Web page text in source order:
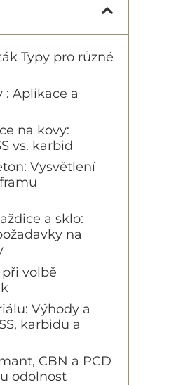
Typy pro různé
: Aplikace a
na kovy:
vs. karbid
Vysvětlení
a sklo:
na
volbě
Výhody a
karbidu a
CBN a PCD
odolnost